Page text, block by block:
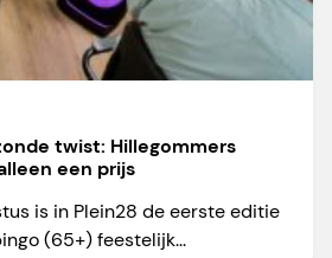
twist: Hillegommers
een prijs
is in Plein28 de eerste editie
(65+) feestelijk...